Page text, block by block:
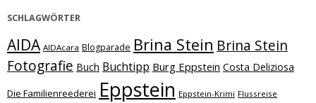
SCHLAGWÖRTER
AIDA AIDAcara Blogparade Brina Stein Brina Stein
Fotografie Buch Buchtipp Burg Eppstein Costa Deliziosa
Die Familienreederei Eppstein Eppstein-Krimi Flussreise